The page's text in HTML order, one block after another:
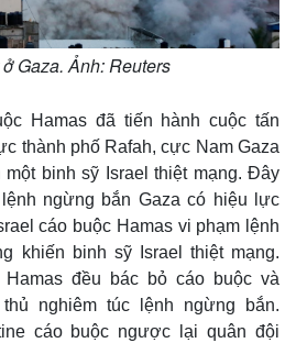
Gaza. Ảnh: Reuters
Hamas đã tiến hành cuộc tấn
thành phố Rafah, cực Nam Gaza
binh sỹ Israel thiệt mạng. Đây
ngừng bắn Gaza có hiệu lực
cáo buộc Hamas vi phạm lệnh
khiến binh sỹ Israel thiệt mạng.
đều bác bỏ cáo buộc và
nghiêm túc lệnh ngừng bắn.
cáo buộc ngược lại quân đội